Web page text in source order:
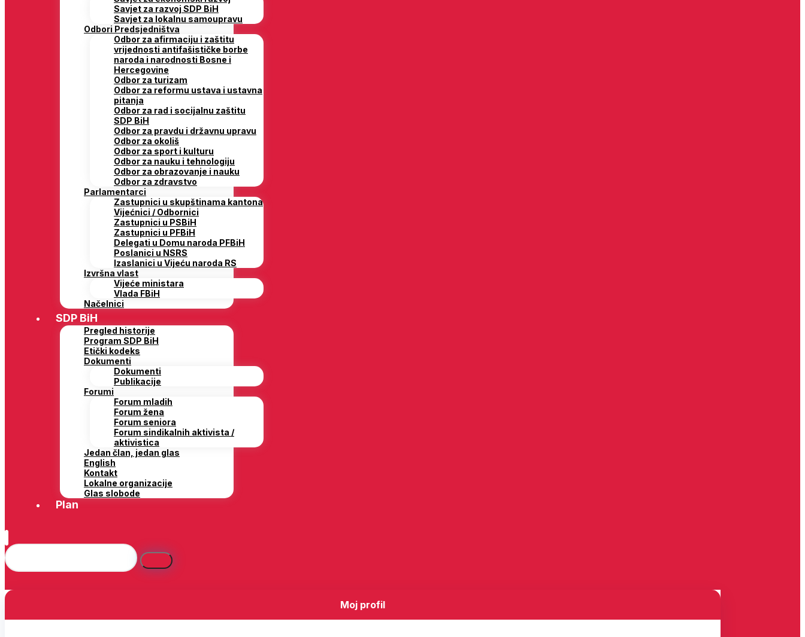
Savjet za razvoj SDP BiH
Savjet za lokalnu samoupravu
Odbori Predsjedništva
Odbor za afirmaciju i zaštitu
vrijednosti antifašističke borbe
naroda i narodnosti Bosne i
Hercegovine
Odbor za turizam
Odbor za reformu ustava i ustavna
pitanja
Odbor za rad i socijalnu zaštitu
SDP BiH
Odbor za pravdu i državnu upravu
Odbor za okoliš
Odbor za sport i kulturu
Odbor za nauku i tehnologiju
Odbor za obrazovanje i nauku
Odbor za zdravstvo
Parlamentarci
Zastupnici u skupštinama kantona
Vijećnici / Odbornici
Zastupnici u PSBiH
Zastupnici u PFBiH
Delegati u Domu naroda PFBiH
Poslanici u NSRS
Izaslanici u Vijeću naroda RS
Izvršna vlast
Vijeće ministara
Vlada FBiH
Načelnici
SDP BiH
Pregled historije
Program SDP BiH
Etički kodeks
Dokumenti
Dokumenti
Publikacije
Forumi
Forum mladih
Forum žena
Forum seniora
Forum sindikalnih aktivista /
aktivistica
Jedan član, jedan glas
English
Kontakt
Lokalne organizacije
Glas slobode
Plan
Moj profil